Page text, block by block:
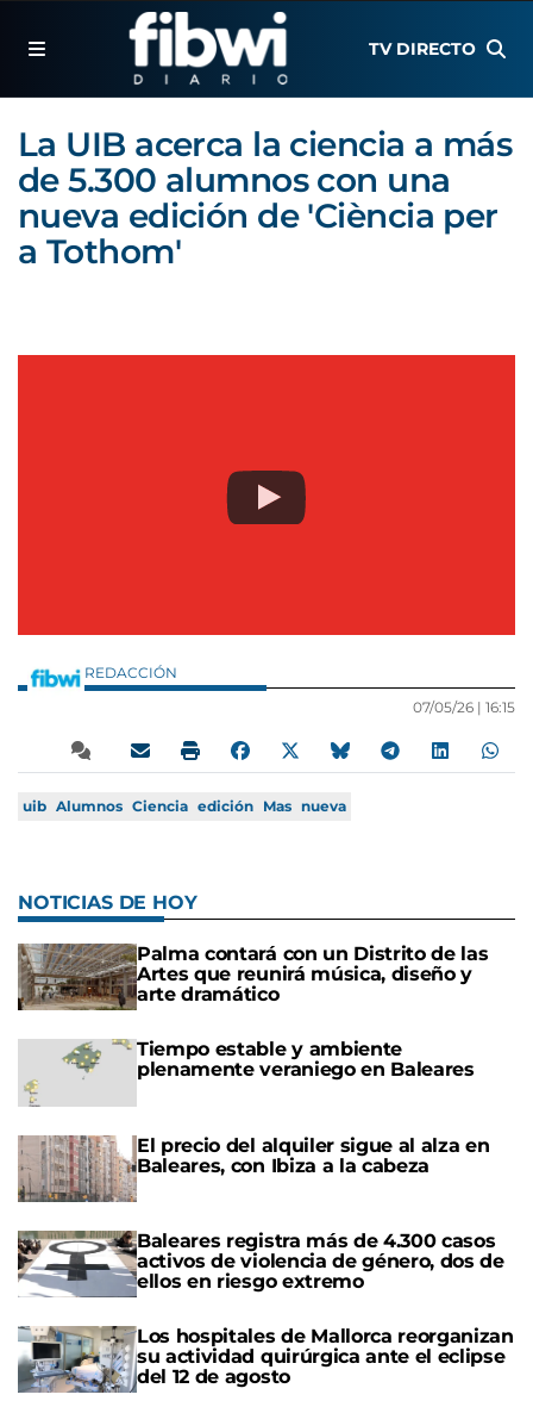
TV DIRECTO
La UIB acerca la ciencia a más
de 5.300 alumnos con una
nueva edición de 'Ciència per
a Tothom'
REDACCIÓN
07/05/26 | 16:15
uib Alumnos Ciencia edición Mas nueva
NOTICIAS DE HOY
Palma contará con un Distrito de las
Artes que reunirá música, diseño y
arte dramático
Tiempo estable y ambiente
plenamente veraniego en Baleares
El precio del alquiler sigue al alza en
Baleares, con Ibiza a la cabeza
Baleares registra más de 4.300 casos
activos de violencia de género, dos de
ellos en riesgo extremo
Los hospitales de Mallorca reorganizan
su actividad quirúrgica ante el eclipse
del 12 de agosto